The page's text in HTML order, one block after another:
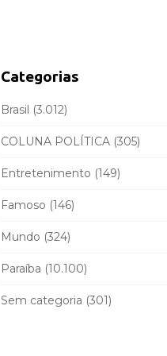
a
f
r
Categorias
Brasil (3.012)
COLUNA POLÍTICA (305)
Entretenimento (149)
Famoso (146)
Mundo (324)
Paraíba (10.100)
Sem categoria (301)